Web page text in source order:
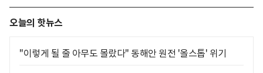
오늘의 핫뉴스
"이렇게 될 줄 아무도 몰랐다" 동해안 원전 '올스톱' 위기